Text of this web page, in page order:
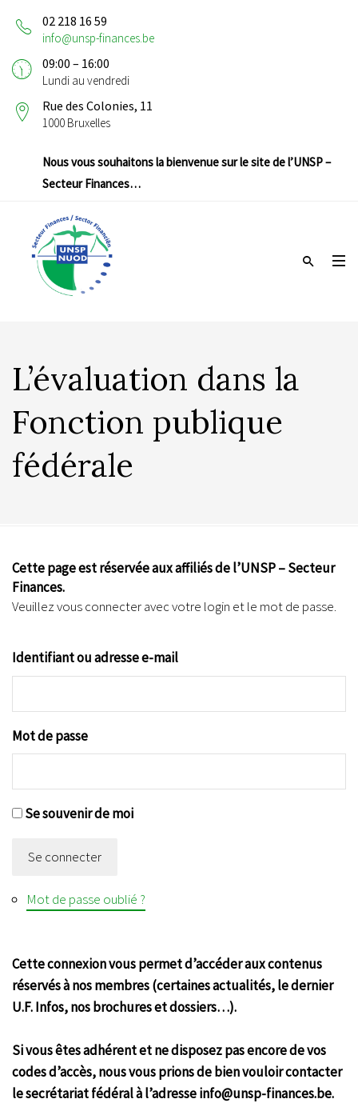
02 218 16 59
info@unsp-finances.be
09:00 – 16:00
Lundi au vendredi
Rue des Colonies, 11
1000 Bruxelles
Nous vous souhaitons la bienvenue sur le site de l’UNSP –
Secteur Finances…
L’évaluation dans la
Fonction publique
fédérale
Cette page est réservée aux affiliés de l’UNSP – Secteur
Finances.
Veuillez vous connecter avec votre login et le mot de passe.
Identifiant ou adresse e-mail
Mot de passe
Se souvenir de moi
Se connecter
Mot de passe oublié ?
Cette connexion vous permet d’accéder aux contenus
réservés à nos membres (certaines actualités, le dernier
U.F. Infos, nos brochures et dossiers…).
Si vous êtes adhérent et ne disposez pas encore de vos
codes d’accès, nous vous prions de bien vouloir contacter
le secrétariat fédéral à l’adresse info@unsp-finances.be.